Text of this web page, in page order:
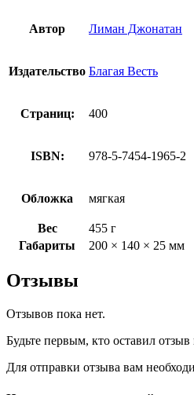
Автор Лиман Джонатан
Издательство Благая Весть
Страниц: 400
ISBN: 978-5-7454-1965-2
Обложка мягкая
Вес
455 г
Габариты
200 × 140 × 25 мм
Отзывы
Отзывов пока нет.
Будьте первым, кто оставил отзыв
Для отправки отзыва вам